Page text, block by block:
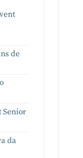
de
Senior
da